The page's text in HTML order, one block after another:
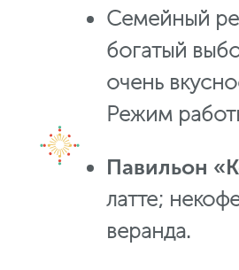
Семейный
богатый
очень
Режим
Павильон «
латте;
веранда.